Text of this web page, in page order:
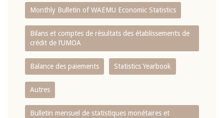
Monthly Bulletin of WAEMU Economic Statistics
Bilans et comptes de résultats des établissements de
crédit de l‘UMOA
Balance des paiements Statistics Yearbook
Autres
Bulletin mensuel de statistiques monétaires et